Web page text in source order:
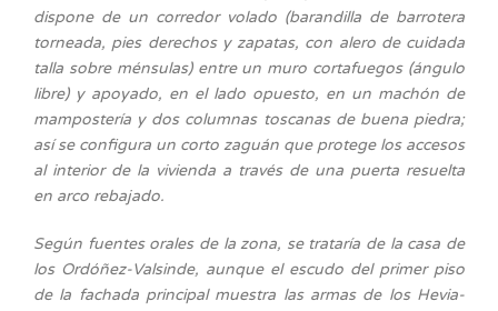
dispone de un corredor volado (barandilla de barrotera
torneada, pies derechos y zapatas, con alero de cuidada
talla sobre ménsulas) entre un muro cortafuegos (ángulo
libre) y apoyado, en el lado opuesto, en un machón de
mampostería y dos columnas toscanas de buena piedra;
así se configura un corto zaguán que protege los accesos
al interior de la vivienda a través de una puerta resuelta
en arco rebajado.
Según fuentes orales de la zona, se trataría de la casa de
los Ordóñez-Valsinde, aunque el escudo del primer piso
de la fachada principal muestra las armas de los Hevia-